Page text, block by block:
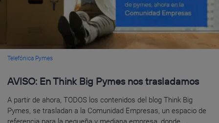
Telefónica Pymes
AVISO: En Think Big Pymes nos trasladamos
A partir de ahora, TODOS los contenidos del blog Think Big
Pymes, se trasladan a la Comunidad Empresas, un espacio de